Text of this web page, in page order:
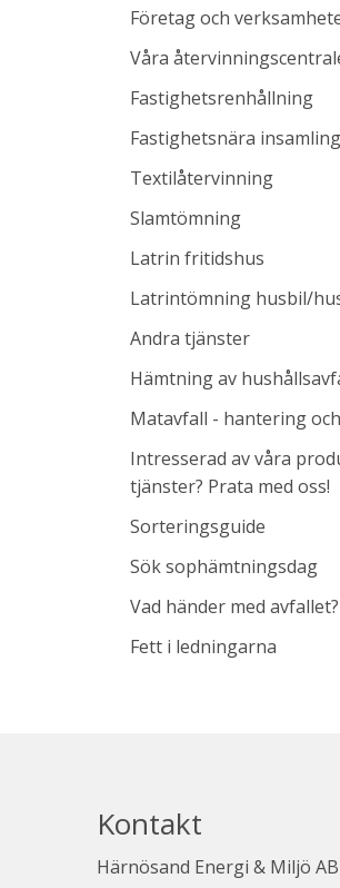
Företag och
Våra
Fastighetsrenhållning
Fastighetsnära insamling
Textilåtervinning
Slamtömning
Latrin fritidshus
Latrintömning husbil/
Andra tjänster
Hämtning av
Matavfall - hantering
Intresserad av våra
tjänster? Prata med oss!
Sorteringsguide
Sök sophämtningsdag
Vad händer med avfallet?
Fett i ledningarna
Kontakt
Härnösand Energi & Miljö AB